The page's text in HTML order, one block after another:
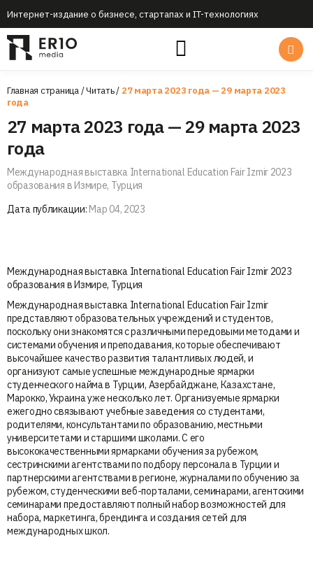
Интернет-издание о бизнесе, стартапах и IT-технологиях
Главная страница/Читать/ 27 марта 2023 года — 29 марта 2023
года
27 марта 2023 года — 29 марта 2023
года
Международная выставка International Education Fair Izmir 2023
образования в Измире, Турция
Дата публикации: Мар 04, 2023
Международная выставка International Education Fair Izmir 2023
образования в Измире, Турция
Международная выставка International Education Fair Izmir
представляют образовательных учреждений и студентов,
поскольку они знакомятся с различными передовыми методами и
системами обучения и преподавания, которые обеспечивают
высочайшее качество развития талантливых людей, и
организуют самые успешные международные ярмарки
студенческого найма в Турции, Азербайджане, Казахстане,
Марокко, Украина уже несколько лет. Организуемые ярмарки
ежегодно связывают учебные заведения со студентами,
родителями, консультантами по образованию, местными
университетами и старшими школами. С его
высококачественными ярмарками обучения за рубежом,
сестринскими агентствами по подбору персонала в Турции и
партнерскими агентствами в регионе, журналами по обучению за
рубежом, студенческими веб-порталами, семинарами, агентскими
семинарами предоставляют полный набор возможностей для
набора, маркетинга, брендинга и создания сетей для
международных школ.